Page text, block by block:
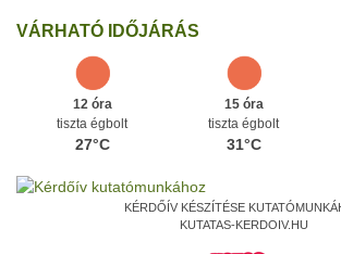
VÁRHATÓ IDŐJÁRÁS
12 óra
tiszta égbolt
27°C
15 óra
tiszta égbolt
31°C
KÉRDŐÍV KÉSZÍTÉSE
KUTATAS-KERDOIV.HU